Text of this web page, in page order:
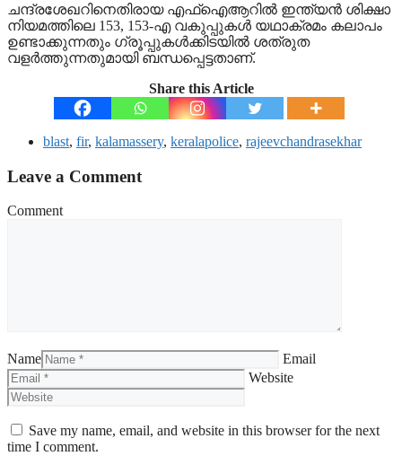
ചന്ദ്രശേഖറിനെതിരായ എഫ്ഐആറില്‍ ഇന്ത്യന്‍ ശിക്ഷാ
നിയമത്തിലെ 153, 153-എ വകുപ്പുകള്‍ യഥാക്രമം കലാപം
ഉണ്ടാക്കുന്നതും ഗ്രൂപ്പുകള്‍ക്കിടയില്‍ ശത്രുത
വളര്‍ത്തുന്നതുമായി ബന്ധപ്പെട്ടതാണ്.
Share this Article
blast, fir, kalamassery, keralapolice, rajeevchandrasekhar
Leave a Comment
Comment
Name
Email
Website
Save my name, email, and website in this browser for the next
time I comment.